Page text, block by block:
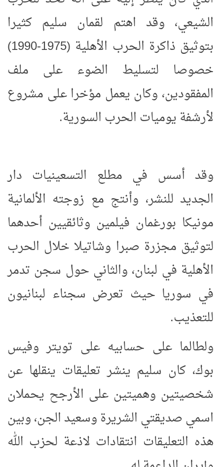
الشيعي، وقد اهتم لقمان سليم كثيرا
بتوثيق ذاكرة الحرب الأهلية (1975-1990)
خصوصا لتسليط الضوء على ملف
المفقودين، وكان يعمل مؤخرا على مشروع
لأرشفة يوميات الحرب السورية.
وقد أسس في مطلع التسعينيات دار
الجديد للنشر، وأنتج مع زوجته الألمانية
مونيكا بورغمان فيلمين وثائقيين أحدهما
لتوثيق مجزرة صبرا وشاتيلا خلال الحرب
الأهلية في لبنان، والثاني حول سجن تدمر
في سوريا حيث تعرض سجناء لبنانيون
للتعذيب.
ولطالما على حسابيه على تويتر وفيس
بوك، كان سليم ينشر تعليقات ينقلها عن
شخصيتين وهميتين على الأرجح يحملان
اسمي صديقتي الشريرة وسعيد الجن، وبين
هذه التعليقات انتقادات لاذعة لحزب الله